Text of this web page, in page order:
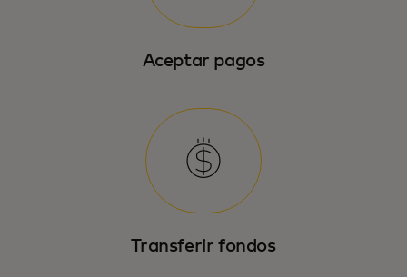
Aceptar pagos
Transferir fondos